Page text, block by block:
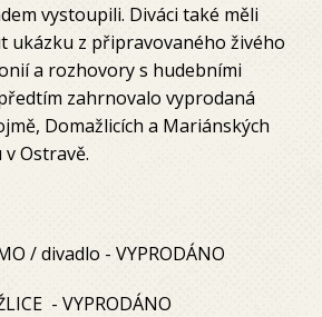
vystoupili. Diváci také měli
ukázku z připravovaného živého
a rozhovory s hudebními
zahrnovalo vyprodaná
Domažlicích a Mariánských
Ostravě.
/ divadlo - VYPRODÁNO
- VYPRODÁNO